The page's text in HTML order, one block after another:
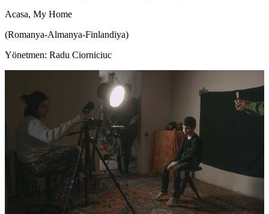
Acasa, My Home
(Romanya-Almanya-Finlandiya)
Yönetmen: Radu Ciorniciuc